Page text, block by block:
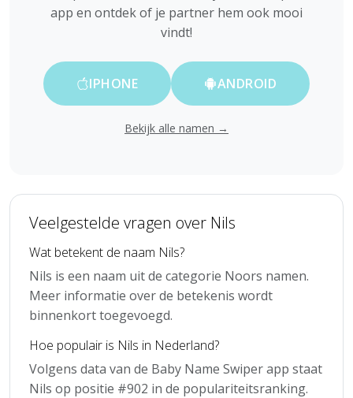
app en ontdek of je partner hem ook mooi
vindt!
IPHONE ANDROID
Bekijk alle namen →
Veelgestelde vragen over Nils
Wat betekent de naam Nils?
Nils is een naam uit de categorie Noors namen.
Meer informatie over de betekenis wordt
binnenkort toegevoegd.
Hoe populair is Nils in Nederland?
Volgens data van de Baby Name Swiper app staat
Nils op positie #902 in de populariteitsranking.